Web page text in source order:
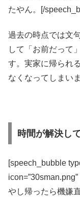
たやん。[/
過去の時点では文
して「お前だって
す。実家に帰られ
なくなってしまい
時間が解決し
[speech_bubble
やし帰ったら機嫌